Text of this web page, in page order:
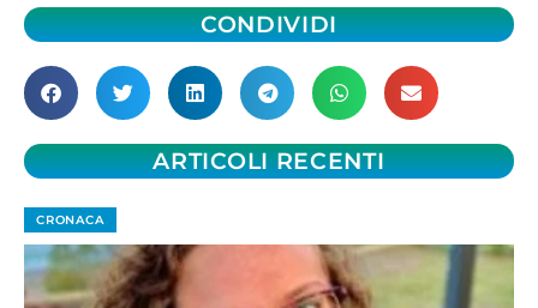
CONDIVIDI
ARTICOLI RECENTI
CRONACA